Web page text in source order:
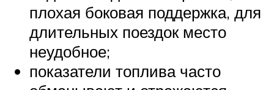
плохая боковая поддержка, для
длительных поездок место
неудобное;
показатели топлива часто